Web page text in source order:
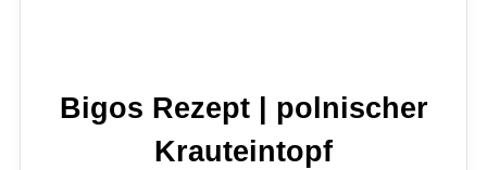
Bigos Rezept | polnischer
Krauteintopf